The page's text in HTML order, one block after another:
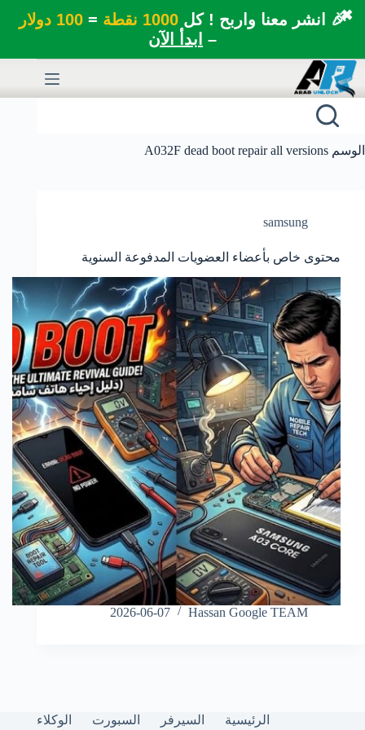
🎉 انشر معنا واربح ! كل1000 نقطة =100 دولار
– ابدأ الآن
✖
التجاوز
إلى
المحتوى
الوسم
samsung
محتوى خاص بأعضاء العضويات المدفوعة السنوية
Hassan Google TEAM
2026-06-07
الرئيسية السيرفر السبورت
الوكلاء